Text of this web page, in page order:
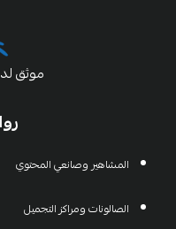
المشاهير وصانعي المحتوي
الصالونات ومراكز التجميل
موثق